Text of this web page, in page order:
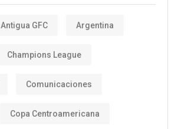
Antigua GFC Argentina
Champions League
Comunicaciones
Copa Centroamericana